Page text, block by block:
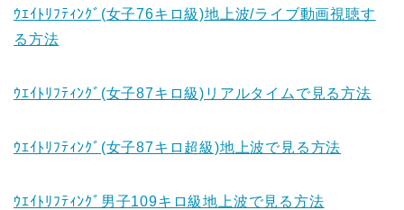
ｳｴｲﾄﾘﾌﾃｨﾝｸﾞ(女子76キロ級)地上波/ライブ動画視聴す
る方法
ｳｴｲﾄﾘﾌﾃｨﾝｸﾞ(女子87キロ級)リアルタイムで見る方法
ｳｴｲﾄﾘﾌﾃｨﾝｸﾞ(女子87キロ超級)地上波で見る方法
ｳｴｲﾄﾘﾌﾃｨﾝｸﾞ男子109キロ級地上波で見る方法